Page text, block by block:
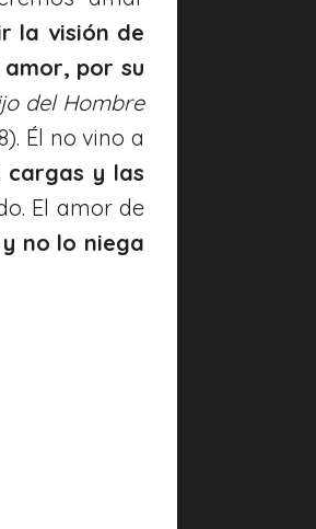
la visión de
por su
del Hombre
Él no vino a
cargas y las
El amor de
no lo niega